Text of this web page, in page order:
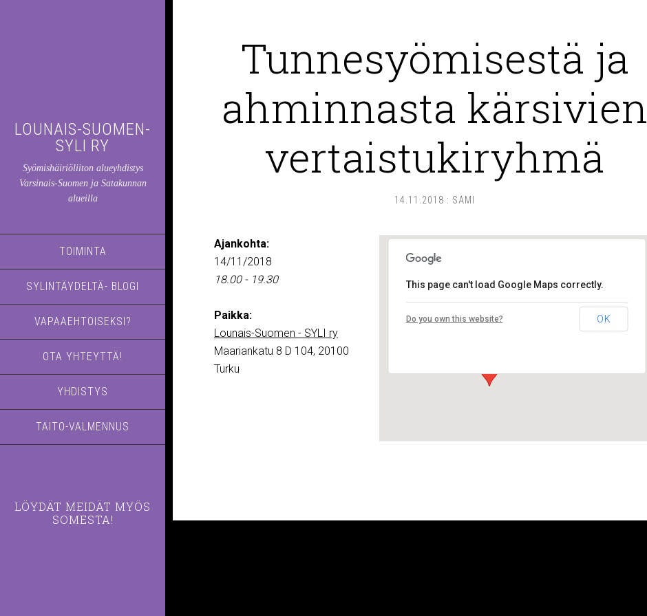
LOUNAIS-SUOMEN-
SYLI RY
Syömishäiriöliiton alueyhdistys
Varsinais-Suomen ja Satakunnan
alueilla
TOIMINTA
SYLINTÄYDELTÄ- BLOGI
VAPAAEHTOISEKSI?
OTA YHTEYTTÄ!
YHDISTYS
TAITO-VALMENNUS
LÖYDÄT MEIDÄT MYÖS
SOMESTA!
Tunnesyömisestä ja
ahminnasta kärsivien
vertaistukiryhmä
14.11.2018 : SAMI
Lounais-Suomen – SYLI ry
Maariankatu 8 D 104 - Turku
This page can't load Google Maps correctly.
Do you own this website? OK
Ajankohta:
14/11/2018
18.00 - 19.30
Paikka:
Lounais-Suomen - SYLI ry
Maariankatu 8 D 104, 20100
Turku